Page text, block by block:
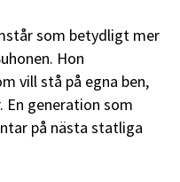
som betydligt mer
Hon
vill stå på egna ben,
En generation som
på nästa statliga